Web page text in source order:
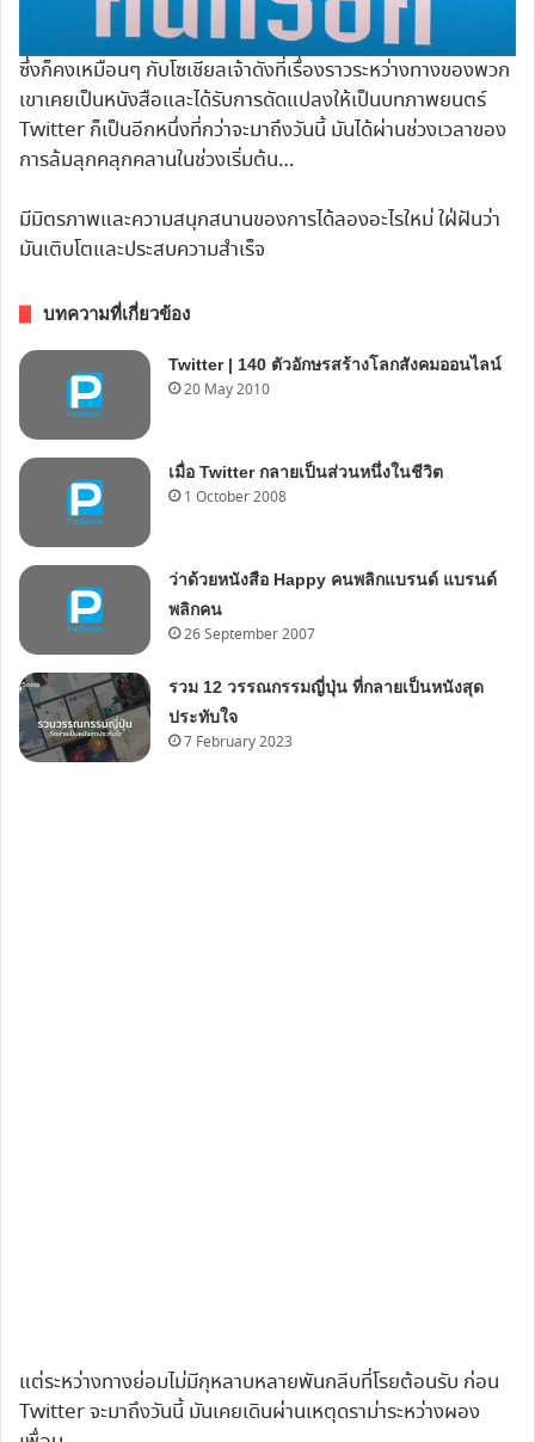
ซึ่งก็คงเหมือนๆ กับโซเชียลเจ้าดังที่เรื่องราวระหว่างทางของพวก
เขาเคยเป็นหนังสือและได้รับการดัดแปลงให้เป็นบทภาพยนตร์
Twitter ก็เป็นอีกหนึ่งที่กว่าจะมาถึงวันนี้ มันได้ผ่านช่วงเวลาของ
การล้มลุกคลุกคลานในช่วงเริ่มต้น…
มีมิตรภาพและความสนุกสนานของการได้ลองอะไรใหม่ ใฝ่ฝันว่า
มันเติบโตและประสบความสำเร็จ
บทความที่เกี่ยวข้อง
Twitter | 140 ตัวอักษรสร้างโลกสังคมออนไลน์
20 May 2010
เมื่อ Twitter กลายเป็นส่วนหนึ่งในชีวิต
1 October 2008
ว่าด้วยหนังสือ Happy คนพลิกแบรนด์ แบรนด์
พลิกคน
26 September 2007
รวม 12 วรรณกรรมญี่ปุ่น ที่กลายเป็นหนังสุด
ประทับใจ
7 February 2023
แต่ระหว่างทางย่อมไม่มีกุหลาบหลายพันกลีบที่โรยต้อนรับ ก่อน
Twitter จะมาถึงวันนี้ มันเคยเดินผ่านเหตุดราม่าระหว่างผอง